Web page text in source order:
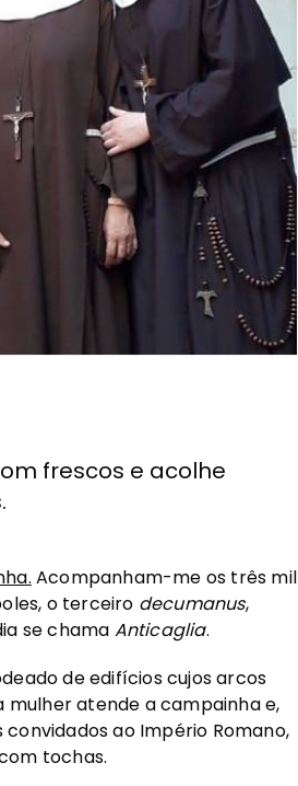
frescos e acolhe
Acompanham-me os três mil
o terceiro decumanus,
se chama Anticaglia.
de edifícios cujos arcos
mulher atende a campainha e,
ao Império Romano,
tochas.